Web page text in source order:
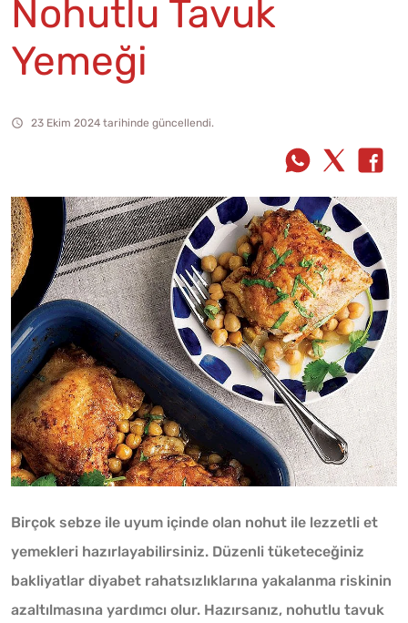
Nohutlu Tavuk
Yemeği
23 Ekim 2024 tarihinde güncellendi.
Birçok sebze ile uyum içinde olan nohut ile lezzetli et
yemekleri hazırlayabilirsiniz. Düzenli tüketeceğiniz
bakliyatlar diyabet rahatsızlıklarına yakalanma riskinin
azaltılmasına yardımcı olur. Hazırsanız, nohutlu tavuk